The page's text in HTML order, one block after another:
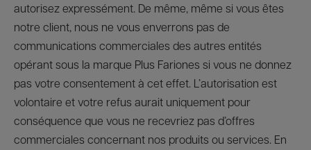
autorisez expressément. De même, même si vous êtes
notre client, nous ne vous enverrons pas de
communications commerciales des autres entités
opérant sous la marque Plus Fariones si vous ne donnez
pas votre consentement à cet effet. L’autorisation est
volontaire et votre refus aurait uniquement pour
conséquence que vous ne recevriez pas d’offres
commerciales concernant nos produits ou services. En